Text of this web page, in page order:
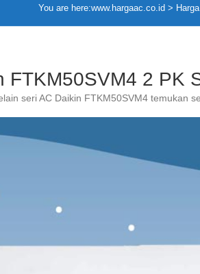
You are here:www.hargaac.co.id >
FTKM50SVM4 2 PK
seri AC Daikin FTKM50SVM4 temukan